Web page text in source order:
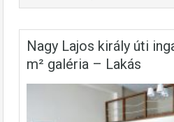
Nagy Lajos király úti
m² galéria – Lakás